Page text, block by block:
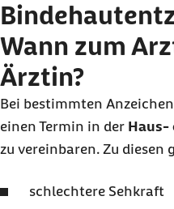
Wann zum
Ärztin?
Bei bestimmten
einen Termin in der Haus-
zu vereinbaren. Zu diesen
schlechtere Sehkraft